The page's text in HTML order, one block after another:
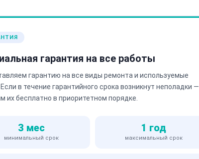
гарантия на все работы
гарантию на все виды ремонта и используемые
в течение гарантийного срока возникнут неполадки —
их бесплатно в приоритетном порядке.
3 мес
минимальный срок
1 год
максимальный срок